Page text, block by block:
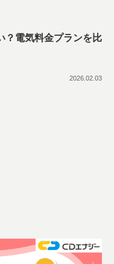
？電気料金プランを比
2026.02.03